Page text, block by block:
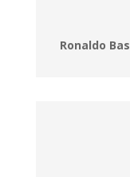
Ronaldo